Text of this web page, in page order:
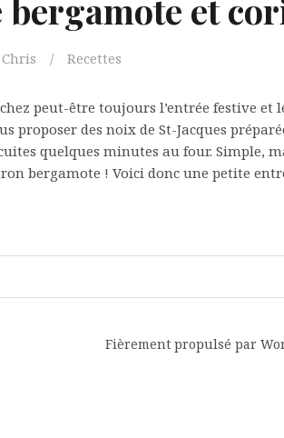
bergamote et
Chris Recettes
peut-être toujours l’entrée festive et
proposer des noix de St-Jacques
quelques minutes au four. Simple,
bergamote ! Voici donc une petite
Fièrement propulsé par